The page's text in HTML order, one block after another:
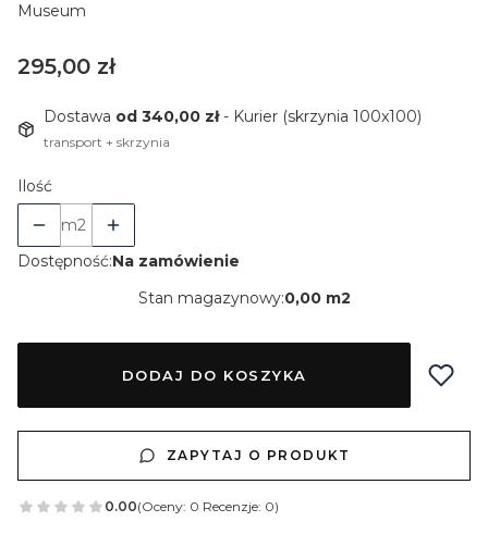
Museum
Cena
295,00 zł
Dostawa od 340,00 zł- Kurier (skrzynia 100x100)
transport + skrzynia
Ilość
m2
Dostępność:Na zamówienie
Stan magazynowy:0,00 m2
DODAJ DO KOSZYKA
ZAPYTAJ O PRODUKT
0.00(Oceny: 0 Recenzje: 0)